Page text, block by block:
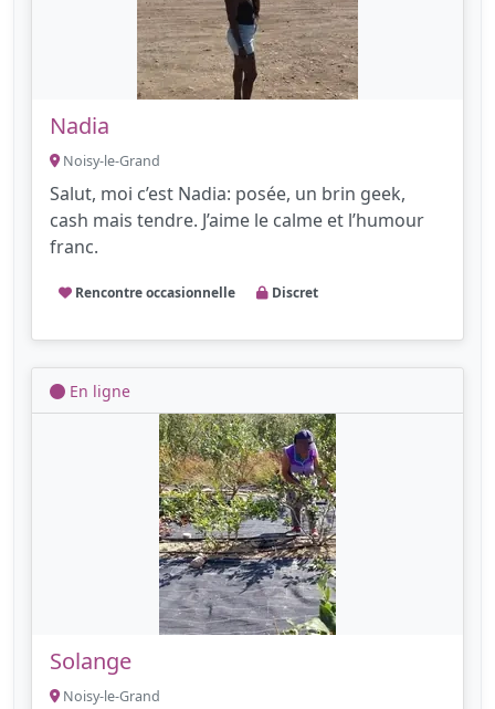
Nadia
Noisy-le-Grand
Salut, moi c’est Nadia: posée, un brin geek,
cash mais tendre. J’aime le calme et l’humour
franc.
Rencontre occasionnelle Discret
En ligne
Solange
Noisy-le-Grand